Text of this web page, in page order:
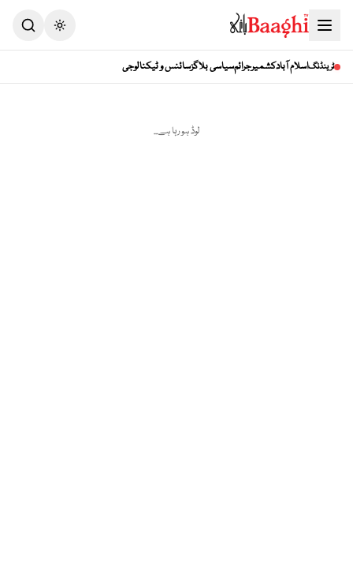
ٹرینڈنگاسلام آبادکشمیرجرائمسیاسی بلاگزسائنس و ٹیکنالوجی
لوڈ ہو رہا ہے...